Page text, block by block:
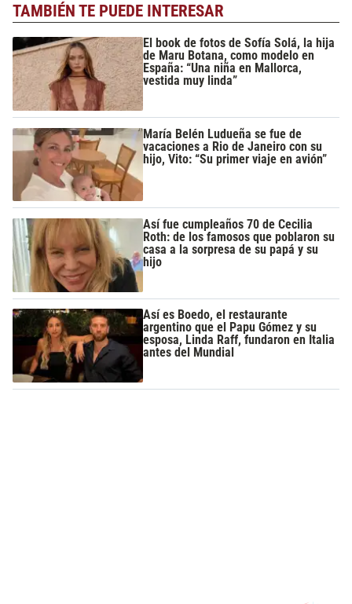
TAMBIÉN TE PUEDE INTERESAR
El book de fotos de Sofía Solá, la hija
de Maru Botana, como modelo en
España: “Una niña en Mallorca,
vestida muy linda”
María Belén Ludueña se fue de
vacaciones a Rio de Janeiro con su
hijo, Vito: “Su primer viaje en avión”
Así fue cumpleaños 70 de Cecilia
Roth: de los famosos que poblaron su
casa a la sorpresa de su papá y su
hijo
Así es Boedo, el restaurante
argentino que el Papu Gómez y su
esposa, Linda Raff, fundaron en Italia
antes del Mundial